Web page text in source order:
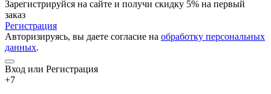
Зарегистрируйся на сайте и получи скидку 5% на первый
заказ
Регистрация
Авторизируясь, вы даете согласие на обработку персональных
данных.
Вход или Регистрация
+7